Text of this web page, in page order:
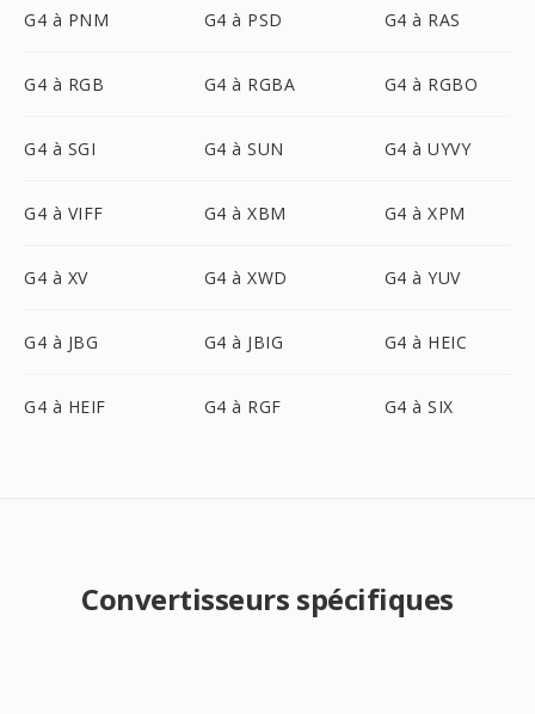
G4 à PNM G4 à PSD G4 à RAS
G4 à RGB G4 à RGBA G4 à RGBO
G4 à SGI G4 à SUN G4 à UYVY
G4 à VIFF G4 à XBM G4 à XPM
G4 à XV G4 à XWD G4 à YUV
G4 à JBG G4 à JBIG G4 à HEIC
G4 à HEIF G4 à RGF G4 à SIX
Convertisseurs spécifiques